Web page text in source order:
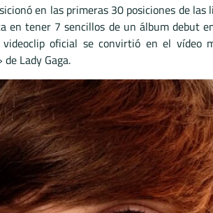
en las primeras 30 posiciones de
en tener 7 sencillos de un álbum debut
oficial se convirtió en el vídeo
Lady Gaga.